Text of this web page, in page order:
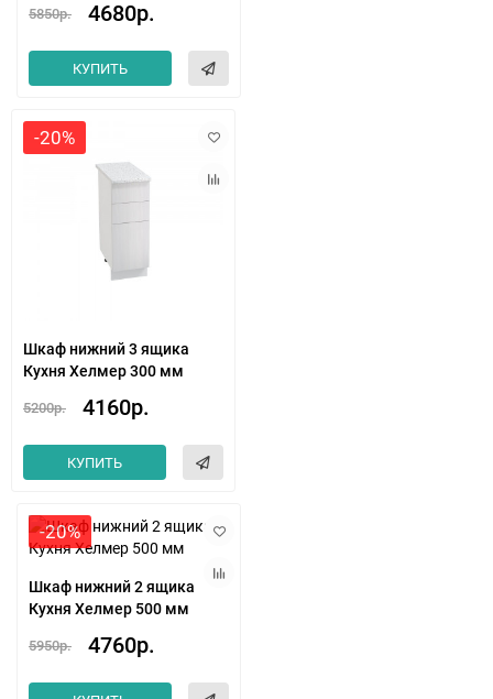
5850р. 4680р.
КУПИТЬ
-20%
Шкаф нижний 3 ящика
Кухня Хелмер 300 мм
5200р. 4160р.
КУПИТЬ
-20%
Шкаф нижний 2 ящика
Кухня Хелмер 500 мм
5950р. 4760р.